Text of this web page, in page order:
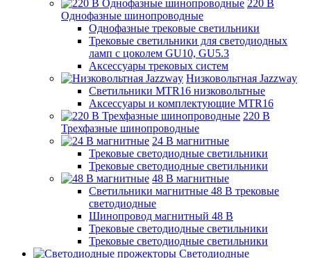
220 B
Однофазные шинопроводные
Однофазные трековые светильники
Трековые светильники для светодиодных
ламп с цоколем GU10, GU5.3
Аксессуары трековых систем
Низковольтная Jazzway
Светильники MTR16 низковольтные
Аксессуары и комплектующие MTR16
220 B
Трехфазные шинопроводные
24 B магнитные
Трековые светодиодные светильники
Трековые светодиодные светильники
48 B магнитные
Светильники магнитные 48 В трековые
светодиодные
Шинопровод магнитный 48 В
Трековые светодиодные светильники
Трековые светодиодные светильники
Светодиодные